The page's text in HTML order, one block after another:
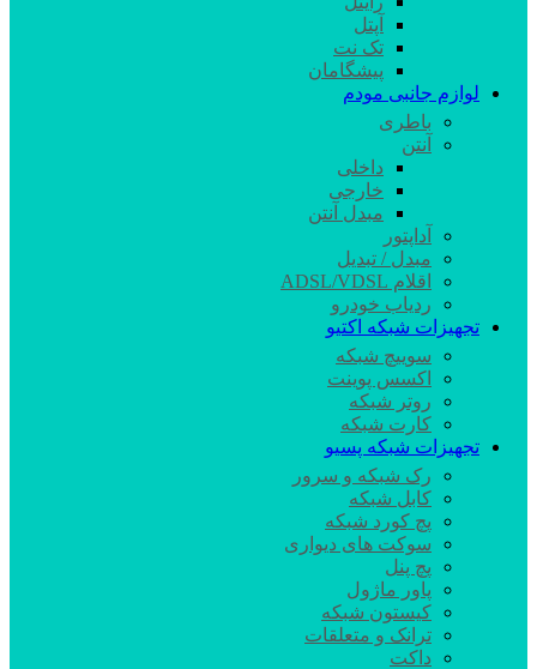
آپتل
تک نت
پیشگامان
لوازم جانبی مودم
باطری
آنتن
داخلی
خارجی
مبدل آنتن
آداپتور
مبدل / تبدیل
اقلام ADSL/VDSL
ردیاب خودرو
تجهیزات شبکه اکتیو
سوییچ شبکه
اکسس پوینت
روتر شبکه
کارت شبکه
تجهیزات شبکه پسیو
رک شبکه و سرور
کابل شبکه
پچ کورد شبکه
سوکت های دیواری
پچ پنل
پاور ماژول
کیستون شبکه
ترانک و متعلقات
داکت